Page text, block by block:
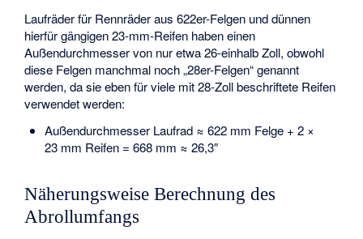
Laufräder für Rennräder aus 622er-Felgen und dünnen
hierfür gängigen 23-mm-Reifen haben einen
Außendurchmesser von nur etwa 26-einhalb Zoll, obwohl
diese Felgen manchmal noch „28er-Felgen“ genannt
werden, da sie eben für viele mit 28-Zoll beschriftete Reifen
verwendet werden:
Außendurchmesser Laufrad ≈ 622 mm Felge + 2 ×
23 mm Reifen = 668 mm ≈ 26,3″
Näherungsweise Berechnung des
Abrollumfangs